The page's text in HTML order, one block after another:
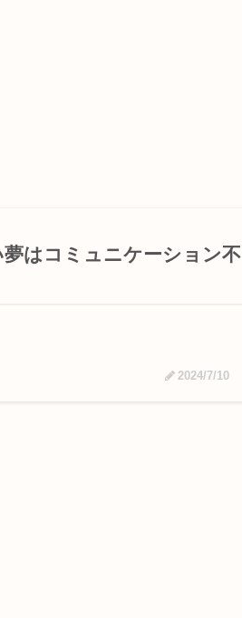
はコミュニケーション不
2024/7/10